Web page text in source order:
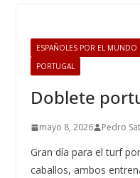
ESPAÑOLES POR EL MUNDO
PORTUGAL
Doblete
mayo 8, 2026 Pedro
Gran día para el turf
caballos, ambos